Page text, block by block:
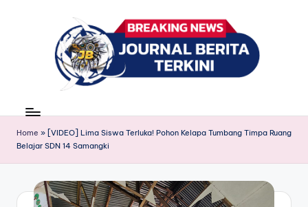
r
n
a
news
Home » [VIDEO] Lima Siswa Terluka! Pohon Kelapa Tumbang Timpa Ruang
Belajar SDN 14 Samangki